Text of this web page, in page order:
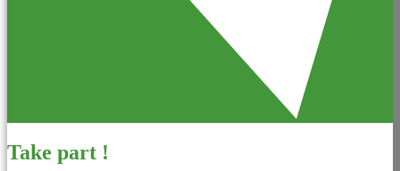
Take part !